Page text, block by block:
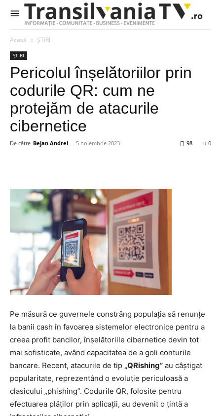
Acasă ȘTIRI
ȘTIRI
Pericolul înșelătoriilor prin
codurile QR: cum ne
protejăm de atacurile
cibernetice
De către Bejan Andrei - 5 noiembrie 2023 0
98
Pe măsură ce guvernele constrâng populația să renunțe
la banii cash în favoarea sistemelor electronice pentru a
creea profit bancilor, înșelătoriile cibernetice devin tot
mai sofisticate, având capacitatea de a goli conturile
bancare. Recent, atacurile de tip „QRishing” au câștigat
popularitate, reprezentând o evoluție periculoasă a
clasicului „phishing”. Codurile QR, folosite pentru
efectuarea plăților prin aplicații, au devenit o țintă a